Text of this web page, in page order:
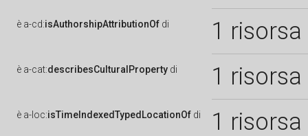
è a-cd:isAuthorshipAttributionOf di 1 risorsa
è a-cat:describesCulturalProperty di 1 risorsa
è a-loc:isTimeIndexedTypedLocationOf di 1 risorsa